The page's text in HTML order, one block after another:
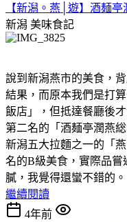
【新潟。燕│遊】酒麺
新潟 美味食記
說到新潟燕市的美食，
結果，而原本我們是打
飯店」，但抵達餐廳後
第二名的「酒麺亭潤燕総
新潟五大拉麵之一的「
名的B級美食，實際品嘗
膩，我覺得還蠻不錯的。
繼續閱讀
4年前